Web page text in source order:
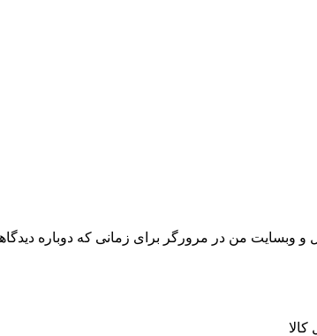
و وبسایت من در مرورگر برای زمانی که دوباره